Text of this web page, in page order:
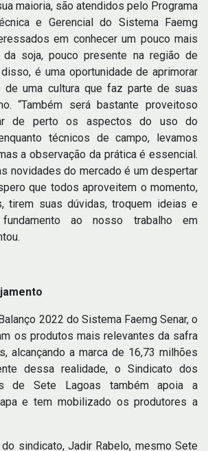
maioria, são atendidos pelo Programa
e Gerencial do Sistema Faemg
em conhecer um pouco mais
soja, pouco presente na região de
é uma oportunidade de aprimorar
uma cultura que faz parte de suas
“Também será bastante proveitoso
de perto os aspectos do uso do
técnicos de campo, levamos
a observação da prática é essencial.
novidades do mercado é um despertar
que todos aproveitem o momento,
tirem suas dúvidas, troquem ideias e
ao nosso trabalho em
2022 do Sistema Faemg Senar, o
os produtos mais relevantes da safra
alcançando a marca de 16,73 milhões
dessa realidade, o Sindicato dos
de Sete Lagoas também apoia a
e tem mobilizado os produtores a
sindicato, Jadir Rabelo, mesmo Sete